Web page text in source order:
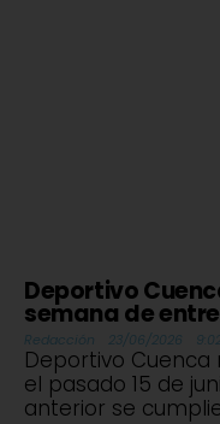
Deportivo
semana de
Redacción 23/06/2026
Deportivo
el pasado 15 de
anterior se